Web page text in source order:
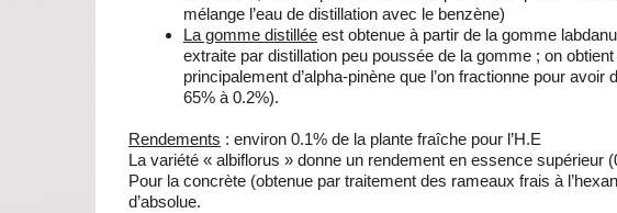
mélange l’eau de distillation avec le benzène)
La gomme distillée est obtenue à partir de la gomme
extraite par distillation peu poussée de la gomme ; on
principalement d’alpha-pinène que l’on fractionne pour
65% à 0.2%).
Rendements : environ 0.1% de la plante fraîche pour l’H.E
La variété « albiflorus » donne un rendement en essence supérieur
Pour la concrète (obtenue par traitement des rameaux frais à
d’absolue.